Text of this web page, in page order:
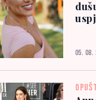
05. 08.